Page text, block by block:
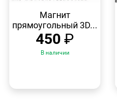
Магнит
прямоугольный 3D...
450 ₽
В наличии